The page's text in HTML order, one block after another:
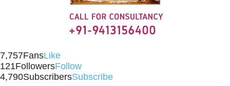
7,757FansLike
121FollowersFollow
4,790SubscribersSubscribe